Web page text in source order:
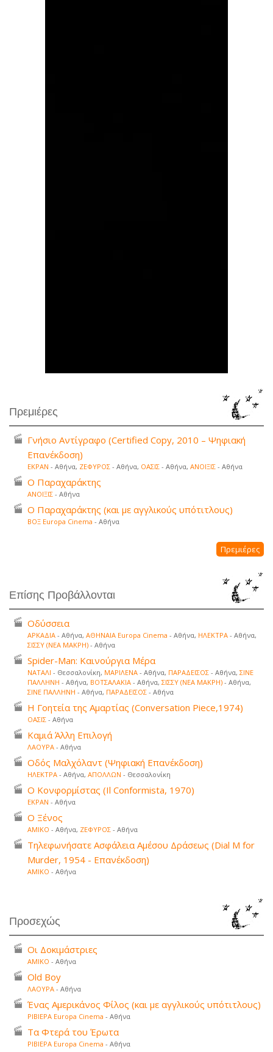
Πρεμιέρες
Γνήσιο Αντίγραφο (Certified Copy, 2010 – Ψηφιακή
Επανέκδοση)
ΕΚΡΑΝ - Αθήνα, ΖΕΦΥΡΟΣ - Αθήνα, ΟΑΣΙΣ - Αθήνα, ΑΝΟΙΞΙΣ - Αθήνα
Ο Παραχαράκτης
ΑΝΟΙΞΙΣ - Αθήνα
Ο Παραχαράκτης (και με αγγλικούς υπότιτλους)
ΒΟΞ Europa Cinema - Αθήνα
Πρεμιέρες
Επίσης Προβάλλονται
Οδύσσεια
ΑΡΚΑΔΙΑ - Αθήνα, ΑΘΗΝΑΙΑ Europa Cinema - Αθήνα, ΗΛΕΚΤΡΑ - Αθήνα,
ΣΙΣΣΥ (ΝΕΑ ΜΑΚΡΗ) - Αθήνα
Spider-Man: Καινούργια Μέρα
ΝΑΤΑΛΙ - Θεσσαλονίκη, ΜΑΡΙΛΕΝΑ - Αθήνα, ΠΑΡΑΔΕΙΣΟΣ - Αθήνα, ΣΙΝΕ
ΠΑΛΛΗΝΗ - Αθήνα, ΒΟΤΣΑΛΑΚΙΑ - Αθήνα, ΣΙΣΣΥ (ΝΕΑ ΜΑΚΡΗ) - Αθήνα,
ΣΙΝΕ ΠΑΛΛΗΝΗ - Αθήνα, ΠΑΡΑΔΕΙΣΟΣ - Αθήνα
Η Γοητεία της Αμαρτίας (Conversation Piece,1974)
ΟΑΣΙΣ - Αθήνα
Καμιά Άλλη Επιλογή
ΛΑΟΥΡΑ - Αθήνα
Οδός Μαλχόλαντ (Ψηφιακή Επανέκδοση)
ΗΛΕΚΤΡΑ - Αθήνα, ΑΠΟΛΛΩΝ - Θεσσαλονίκη
Ο Κονφορμίστας (Il Conformista, 1970)
ΕΚΡΑΝ - Αθήνα
Ο Ξένος
ΑΜΙΚΟ - Αθήνα, ΖΕΦΥΡΟΣ - Αθήνα
Τηλεφωνήσατε Ασφάλεια Αμέσου Δράσεως (Dial M for
Murder, 1954 - Επανέκδοση)
ΑΜΙΚΟ - Αθήνα
Προσεχώς
Οι Δοκιμάστριες
ΑΜΙΚΟ - Αθήνα
Old Boy
ΛΑΟΥΡΑ - Αθήνα
Ένας Αμερικάνος Φίλος (και με αγγλικούς υπότιτλους)
ΡΙΒΙΕΡΑ Europa Cinema - Αθήνα
Τα Φτερά του Έρωτα
ΡΙΒΙΕΡΑ Europa Cinema - Αθήνα